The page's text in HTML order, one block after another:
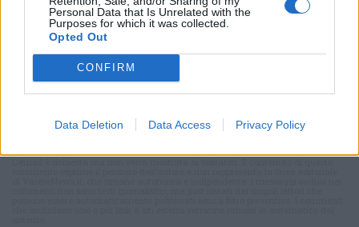
Personal Data that Is Unrelated with the
Purposes for which it was collected.
Opted Out
CONFIRM
Data Deletion Data Access Privacy Policy
Commenti
Accedioregistratiper commentare questo